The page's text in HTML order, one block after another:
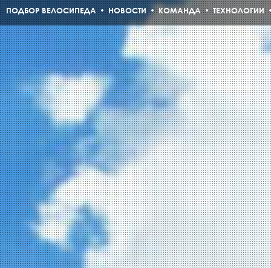
ПОДБОР ВЕЛОСИПЕДА НОВОСТИ КОМАНДА ТЕХНОЛОГИИ